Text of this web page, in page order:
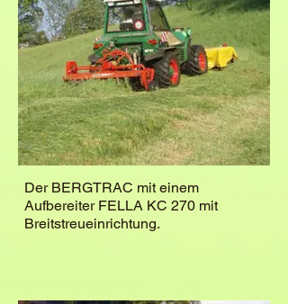
Der BERGTRAC mit einem
Aufbereiter FELLA KC 270 mit
Breitstreueinrichtung.